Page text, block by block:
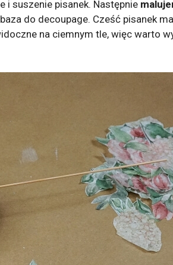
i suszenie pisanek. Następnie
do decoupage. Cześć pisanek
na ciemnym tle, więc warto